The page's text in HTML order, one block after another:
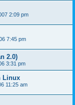
2:09 pm
7:45 pm
2.0)
3:31 pm
Linux
11:25 am